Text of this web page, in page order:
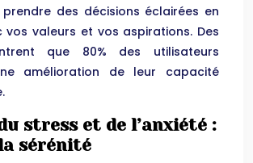
des décisions éclairées en
valeurs et vos aspirations. Des
que 80% des utilisateurs
amélioration de leur capacité
stress et de l’anxiété :
sérénité